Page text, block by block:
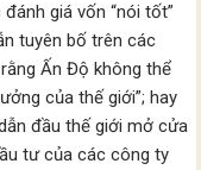
giá vốn “nói tốt”
tuyên bố trên các
Ấn Độ không thể
của thế giới”; hay
đầu thế giới mở cửa
tư của các công ty